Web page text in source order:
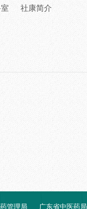
社康简介
管理局 广东省中医药局